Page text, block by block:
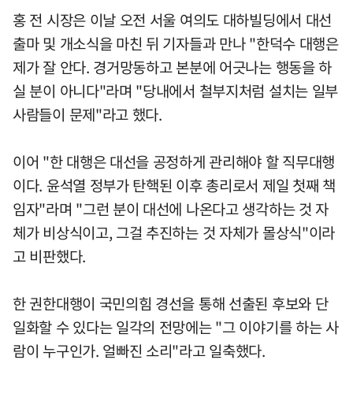
홍 전 시장은 이날 오전 서울 여의도 대하빌딩에서 대선
출마 및 개소식을 마친 뒤 기자들과 만나 "한덕수 대행은
제가 잘 안다. 경거망동하고 본분에 어긋나는 행동을 하
실 분이 아니다"라며 "당내에서 철부지처럼 설치는 일부
사람들이 문제"라고 했다.
이어 "한 대행은 대선을 공정하게 관리해야 할 직무대행
이다. 윤석열 정부가 탄핵된 이후 총리로서 제일 첫째 책
임자"라며 "그런 분이 대선에 나온다고 생각하는 것 자
체가 비상식이고, 그걸 추진하는 것 자체가 몰상식"이라
고 비판했다.
한 권한대행이 국민의힘 경선을 통해 선출된 후보와 단
일화할 수 있다는 일각의 전망에는 "그 이야기를 하는 사
람이 누구인가. 얼빠진 소리"라고 일축했다.